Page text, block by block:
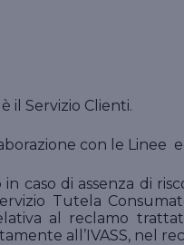
il Servizio Clienti.
con le Linee
caso di assenza di
Tutela
al reclamo
all’IVASS, nel